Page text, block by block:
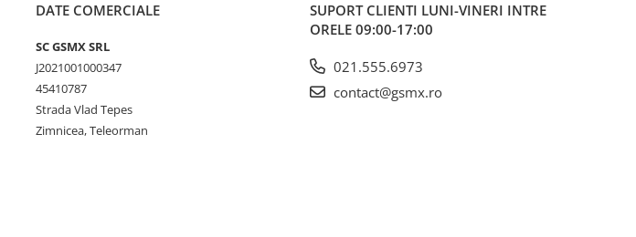
DATE COMERCIALE
SC GSMX SRL
J2021001000347
45410787
Strada Vlad Tepes
Zimnicea, Teleorman
SUPORT CLIENTI LUNI-VINERI INTRE
ORELE 09:00-17:00
021.555.6973
contact@gsmx.ro